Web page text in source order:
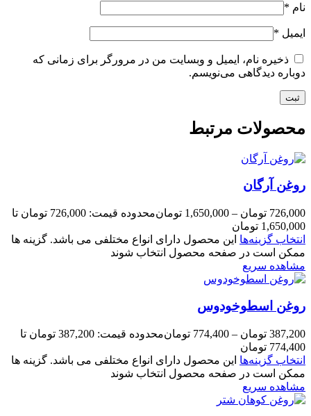
نام *
ایمیل *
ذخیره نام، ایمیل و وبسایت من در مرورگر برای زمانی که
دوباره دیدگاهی می‌نویسم.
محصولات مرتبط
روغن آرگان
726,000 تومان –
1,650,000 تومان
محدوده قیمت: 726,000 تومان تا
1,650,000 تومان
انتخاب گزینه‌ها این محصول دارای انواع مختلفی می باشد. گزینه ها
ممکن است در صفحه محصول انتخاب شوند
مشاهده سریع
روغن اسطوخودوس
387,200 تومان –
774,400 تومان
محدوده قیمت: 387,200 تومان تا
774,400 تومان
انتخاب گزینه‌ها این محصول دارای انواع مختلفی می باشد. گزینه ها
ممکن است در صفحه محصول انتخاب شوند
مشاهده سریع